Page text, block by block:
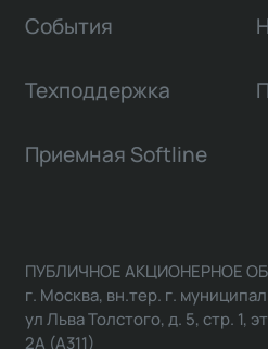
События
Техподдержка
Приемная Softline
ПУБЛИЧНОЕ АКЦИОНЕРНОЕ
г. Москва, вн.тер. г.
ул Льва Толстого, д. 5, стр. 1,
2А (А311)